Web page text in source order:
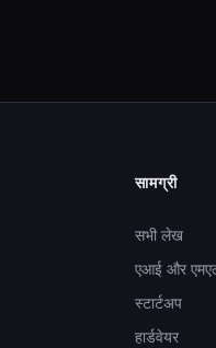
सामग्री
सभी लेख
एआई और
स्टार्टअप
हार्डवेयर